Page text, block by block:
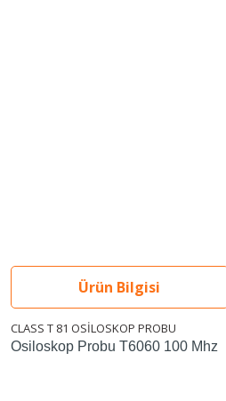
Ürün Bilgisi
CLASS T 81 OSİLOSKOP PROBU
Osiloskop Probu T6060 100 Mhz